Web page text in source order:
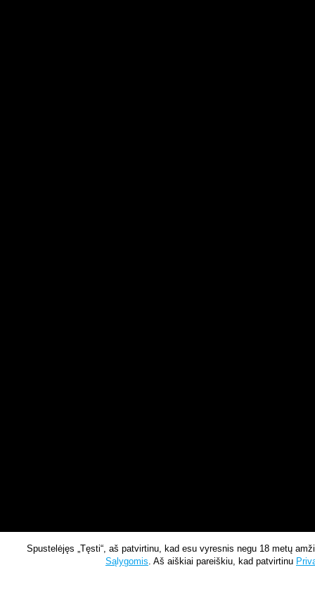
Spustelėjęs „Tęsti“, aš patvirtinu, kad esu vyresnis negu 18 metų
Sąlygomis. Aš aiškiai pareiškiu, kad patvirtinu